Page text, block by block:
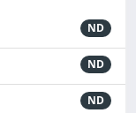
ND
ND
ND